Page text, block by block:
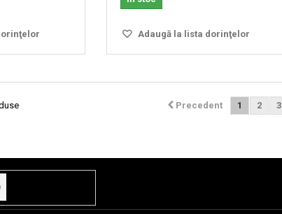
Adaugă la lista dorinţelor
Precedent 1 2 3